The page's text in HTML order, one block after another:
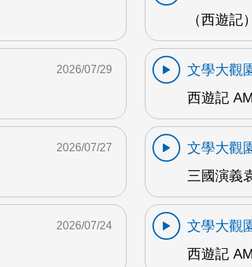
（西遊記
2026/07/29
文學大觀
西遊記 AM
2026/07/27
文學大觀
三國演義
2026/07/24
文學大觀
西遊記 AM